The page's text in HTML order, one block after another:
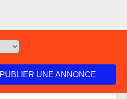
PUBLIER UNE ANNONCE